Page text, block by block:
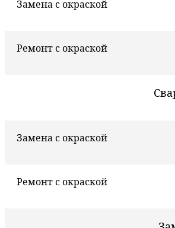
Замена с окраской
Ремонт с окраской
Замена с окраской
Ремонт с окраской